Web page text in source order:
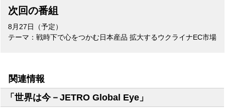
次回の番組
8月27日（予定）
テーマ：戦時下で心をつかむ日本産品 拡大するウクライナEC市場
関連情報
「世界は今－JETRO Global Eye」